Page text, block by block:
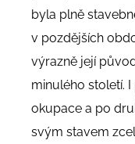
byla plně
v pozdějších
výrazně její
minulého století.
okupace a po
svým stavem